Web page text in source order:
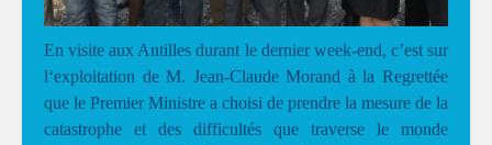
En visite aux Antilles durant le dernier week-end, c’est sur
l‘exploitation de M. Jean-Claude Morand à la Regrettée
que le Premier Ministre a choisi de prendre la mesure de la
catastrophe et des difficultés que traverse le monde